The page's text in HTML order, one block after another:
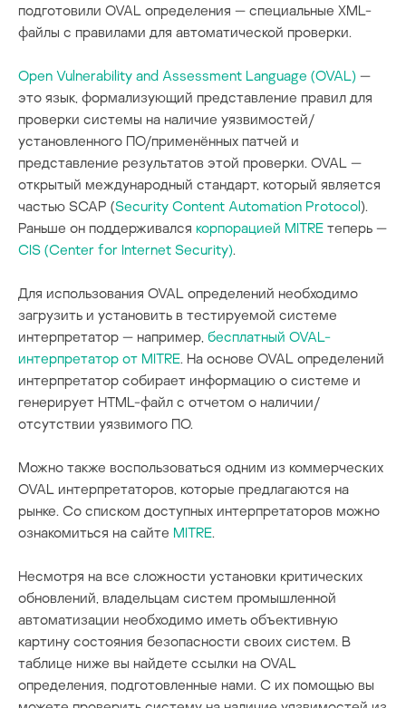
подготовили OVAL определения — специальные XML-
файлы с правилами для автоматической проверки.
Open Vulnerability and Assessment Language (OVAL) —
это язык, формализующий представление правил для
проверки системы на наличие уязвимостей/
установленного ПО/применённых патчей и
представление результатов этой проверки. OVAL —
открытый международный стандарт, который является
частью SCAP (Security Content Automation Protocol).
Раньше он поддерживался корпорацией MITRE теперь —
CIS (Center for Internet Security).
Для использования OVAL определений необходимо
загрузить и установить в тестируемой системе
интерпретатор — например, бесплатный OVAL-
интерпретатор от MITRE. На основе OVAL определений
интерпретатор собирает информацию о системе и
генерирует HTML-файл с отчетом о наличии/
отсутствии уязвимого ПО.
Можно также воспользоваться одним из коммерческих
OVAL интерпретаторов, которые предлагаются на
рынке. Со списком доступных интерпретаторов можно
ознакомиться на сайте MITRE.
Несмотря на все сложности установки критических
обновлений, владельцам систем промышленной
автоматизации необходимо иметь объективную
картину состояния безопасности своих систем. В
таблице ниже вы найдете ссылки на OVAL
определения, подготовленные нами. С их помощью вы